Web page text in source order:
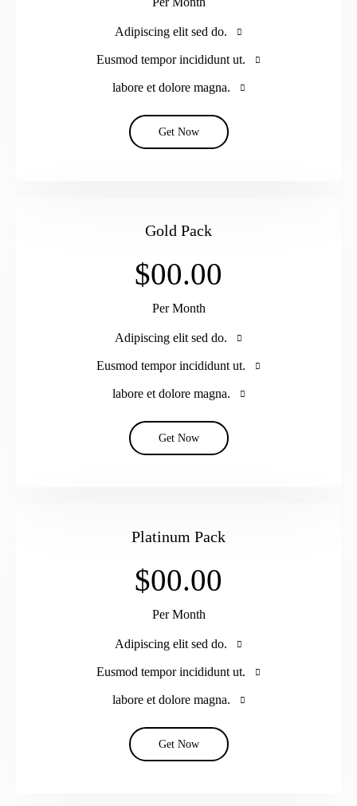
Adipiscing elit sed do.
Eusmod tempor incididunt ut.
labore et dolore magna.
Get Now
Gold Pack
$00.00
Per Month
Adipiscing elit sed do.
Eusmod tempor incididunt ut.
labore et dolore magna.
Get Now
Platinum Pack
$00.00
Per Month
Adipiscing elit sed do.
Eusmod tempor incididunt ut.
labore et dolore magna.
Get Now